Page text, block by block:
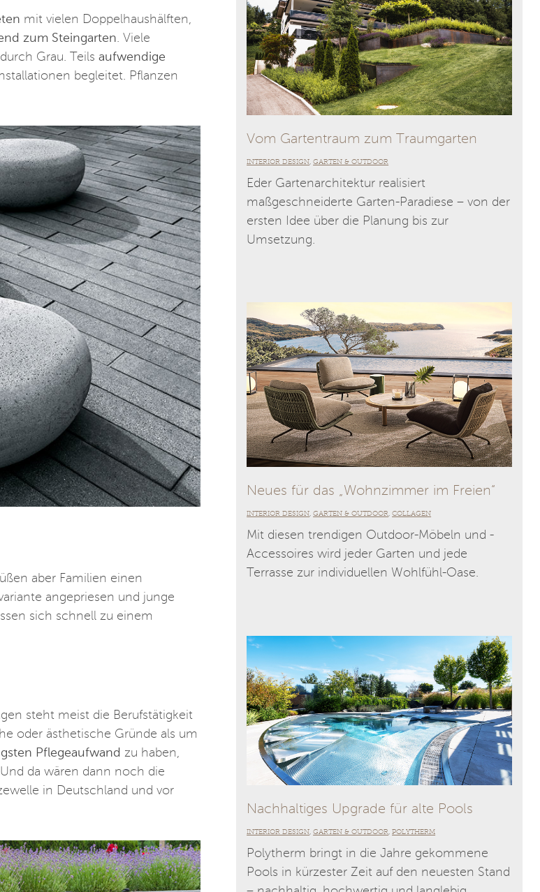
mit vielen Doppelhaushälften,
zum Steingarten. Viele
Grau. Teils aufwendige
begleitet. Pflanzen
aber Familien einen
angepriesen und junge
sich schnell zu einem
steht meist die Berufstätigkeit
oder ästhetische Gründe als um
Pflegeaufwand zu haben,
da wären dann noch die
in Deutschland und vor
Vom Gartentraum zum Traumgarten
INTERIOR DESIGN ,GARTEN & OUTDOOR
Eder Gartenarchitektur realisiert
maßgeschneiderte Garten-Paradiese – von der
ersten Idee über die Planung bis zur
Umsetzung.
Neues für das „Wohnzimmer im Freien“
INTERIOR DESIGN,GARTEN & OUTDOOR,COLLAGEN
Mit diesen trendigen Outdoor-Möbeln und -
Accessoires wird jeder Garten und jede
Terrasse zur individuellen Wohlfühl-Oase.
Nachhaltiges Upgrade für alte Pools
INTERIOR DESIGN ,GARTEN & OUTDOOR ,POLYTHERM
Polytherm bringt in die Jahre gekommene
Pools in kürzester Zeit auf den neuesten Stand